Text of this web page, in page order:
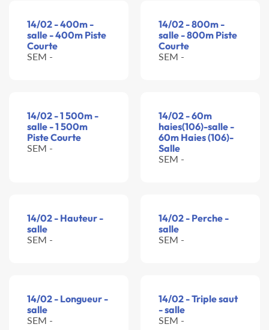
14/02 - 400m -
salle - 400m Piste
Courte
SEM -
14/02 - 800m -
salle - 800m Piste
Courte
SEM -
14/02 - 1 500m -
salle - 1 500m
Piste Courte
SEM -
14/02 - 60m
haies(106)-salle -
60m Haies (106)-
Salle
SEM -
14/02 - Hauteur -
salle
SEM -
14/02 - Perche -
salle
SEM -
14/02 - Longueur -
salle
SEM -
14/02 - Triple saut
- salle
SEM -